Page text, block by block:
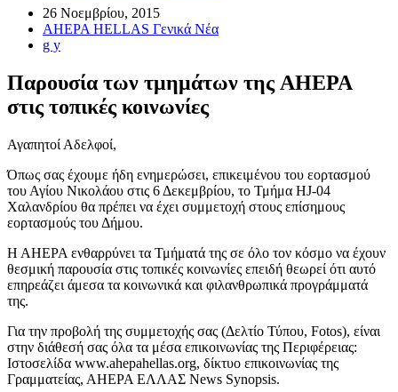
26 Νοεμβρίου, 2015
AHEPA HELLAS Γενικά Νέα
g y
Παρουσία των τμημάτων της AHEPA
στις τοπικές κοινωνίες
Αγαπητοί Αδελφοί,
Όπως σας έχουμε ήδη ενημερώσει, επικειμένου του εορτασμού
του Αγίου Νικολάου στις 6 Δεκεμβρίου, το Τμήμα HJ-04
Χαλανδρίου θα πρέπει να έχει συμμετοχή στους επίσημους
εορτασμούς του Δήμου.
Η ΑΗΕΡΑ ενθαρρύνει τα Τμήματά της σε όλο τον κόσμο να έχουν
θεσμική παρουσία στις τοπικές κοινωνίες επειδή θεωρεί ότι αυτό
επηρεάζει άμεσα τα κοινωνικά και φιλανθρωπικά προγράμματά
της.
Για την προβολή της συμμετοχής σας (Δελτίο Τύπου, Fotos), είναι
στην διάθεσή σας όλα τα μέσα επικοινωνίας της Περιφέρειας:
Ιστοσελίδα www.ahepahellas.org, δίκτυο επικοινωνίας της
Γραμματείας, ΑΗΕΡΑ ΕΛΛΑΣ News Synopsis.